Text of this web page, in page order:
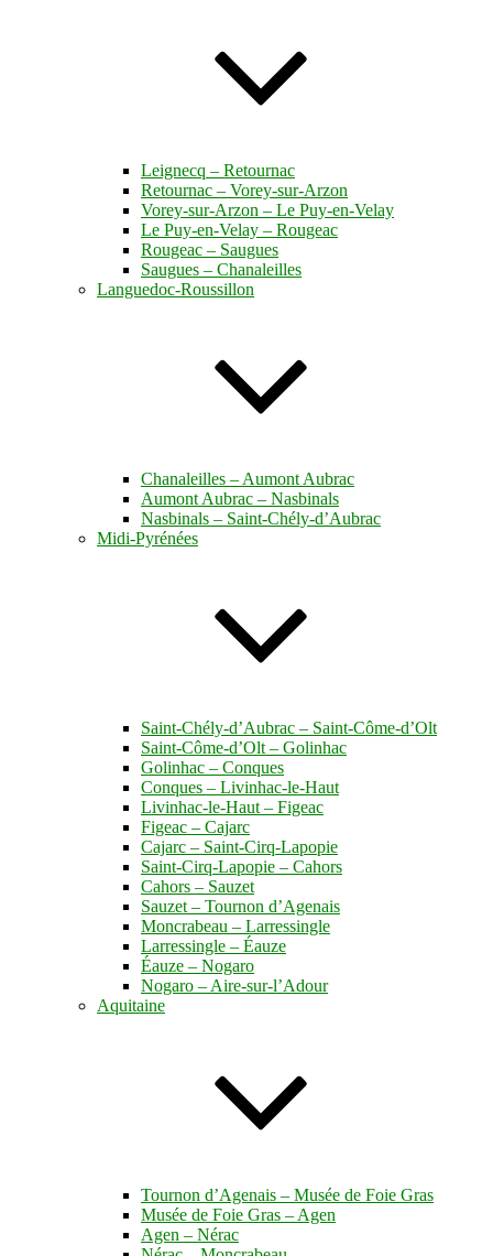
Leignecq – Retournac
Retournac – Vorey-sur-Arzon
Vorey-sur-Arzon – Le Puy-en-Velay
Le Puy-en-Velay – Rougeac
Rougeac – Saugues
Saugues – Chanaleilles
Languedoc-Roussillon
Chanaleilles – Aumont Aubrac
Aumont Aubrac – Nasbinals
Nasbinals – Saint-Chély-d’Aubrac
Midi-Pyrénées
Saint-Chély-d’Aubrac – Saint-Côme-d’Olt
Saint-Côme-d’Olt – Golinhac
Golinhac – Conques
Conques – Livinhac-le-Haut
Livinhac-le-Haut – Figeac
Figeac – Cajarc
Cajarc – Saint-Cirq-Lapopie
Saint-Cirq-Lapopie – Cahors
Cahors – Sauzet
Sauzet – Tournon d’Agenais
Moncrabeau – Larressingle
Larressingle – Éauze
Éauze – Nogaro
Nogaro – Aire-sur-l’Adour
Aquitaine
Tournon d’Agenais – Musée de Foie Gras
Musée de Foie Gras – Agen
Agen – Nérac